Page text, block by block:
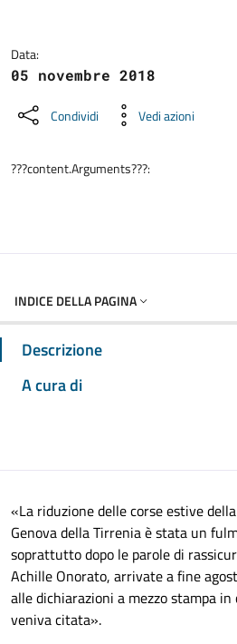
Data:
05 novembre 2018
Condividi Vedi azioni
???content.Arguments???:
INDICE DELLA PAGINA
Descrizione
A cura di
«La riduzione delle corse estive
Genova della Tirrenia è stata un
soprattutto dopo le parole di
Achille Onorato, arrivate a fine
alle dichiarazioni a mezzo stampa
veniva citata».